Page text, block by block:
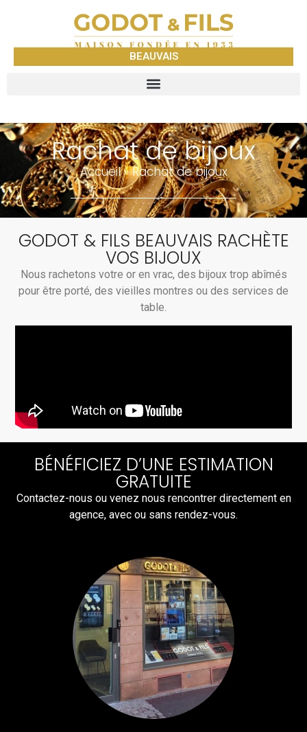
BEAUVAIS
Rachat de bijoux
Accueil»Rachat de bijoux
GODOT & FILS BEAUVAIS RACHÈTE
VOS BIJOUX
Nous rachetons votre or en vrac, des bijoux trop abîmés
pour être porté, des vieilles montres ou des services de
table.
BÉNÉFICIEZ D’UNE ESTIMATION
GRATUITE
Contactez-nous ou venez nous rencontrer directement en
agence, avec ou sans rendez-vous.